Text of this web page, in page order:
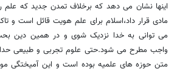
اینها نشان می دهد که برخلاف تمدن جدید که
مادی قرار داد،اسلام برای علم هویت قائل است و
می توانی به خدا نزدیک شوی و در همین دین
واجب مطرح می شود.حتی علوم تجربی و طبیعی
متن حوزه های علمیه بوده است و این آمیختگی